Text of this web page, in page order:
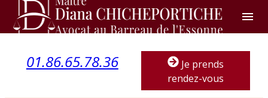
menu
01.86.65.78.36
Je prends
rendez-vous
Panneau de gestion des cookies